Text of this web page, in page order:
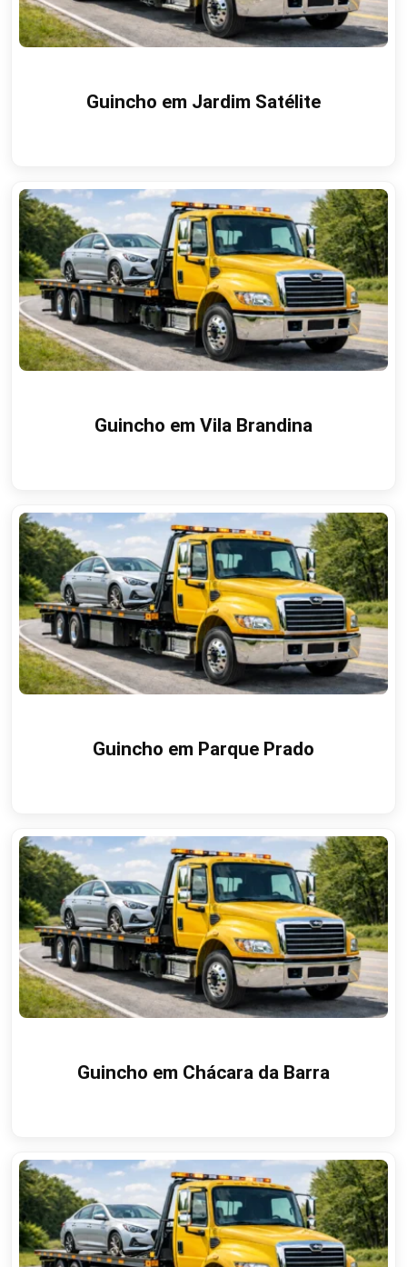
Guincho em Jardim Satélite
Guincho em Vila Brandina
Guincho em Parque Prado
Guincho em Chácara da Barra